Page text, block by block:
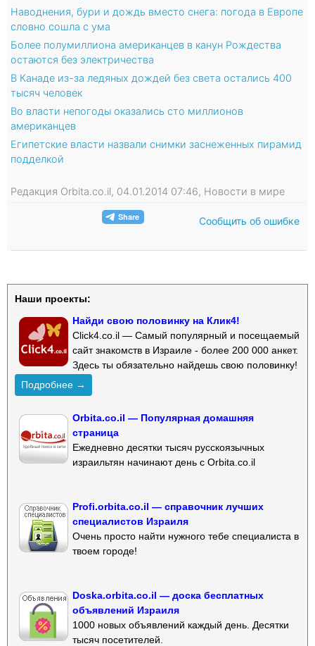
Наводнения, бури и дождь вместо снега: погода в Европе
словно сошла с ума
Более полумиллиона американцев в канун Рождества
остаются без электричества
В Канаде из-за ледяных дождей без света остались 400
тысяч человек
Во власти непогоды оказались сто миллионов
американцев
Египетские власти назвали снимки заснеженных пирамид
подделкой
Редакция Orbita.co.il, 04.01.2014 07:46, Новости в мире
Сообщить об ошибке
Наши проекты:
Найди свою половинку на Клик4!
Click4.co.il — Самый популярный и посещаемый
сайт знакомств в Израиле - более 200 000 анкет.
Здесь ты обязательно найдешь свою половинку!
Подробнее →
Orbita.co.il — Популярная домашняя
страница
Ежедневно десятки тысяч русскоязычных
израильтян начинают день с Orbita.co.il
Profi.orbita.co.il — справочник лучших
специалистов Израиля
Очень просто найти нужного тебе специалиста в
твоем городе!
Doska.orbita.co.il — доска бесплатных
объявлений Израиля
1000 новых объявлений каждый день. Десятки
тысяч посетителей.